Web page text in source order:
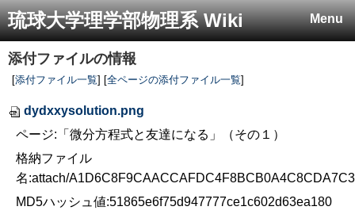
Menu
琉球大学理学部物理系 Wiki
添付ファイルの情報
[添付ファイル一覧] [全ページの添付ファイル一覧]
dydxxysolution.png
ページ:「微分方程式と友達になる」（その１）
格納ファイル
名:attach/
MD5ハッシュ値:51865e6f75d947777ce1c602d63ea180